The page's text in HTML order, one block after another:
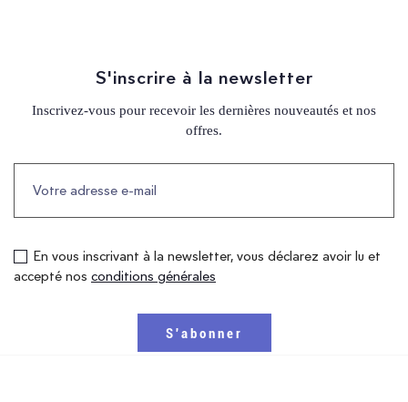
S'inscrire à la newsletter
Inscrivez-vous pour recevoir les dernières nouveautés et nos
offres.
En vous inscrivant à la newsletter, vous déclarez avoir lu et
accepté nos conditions générales